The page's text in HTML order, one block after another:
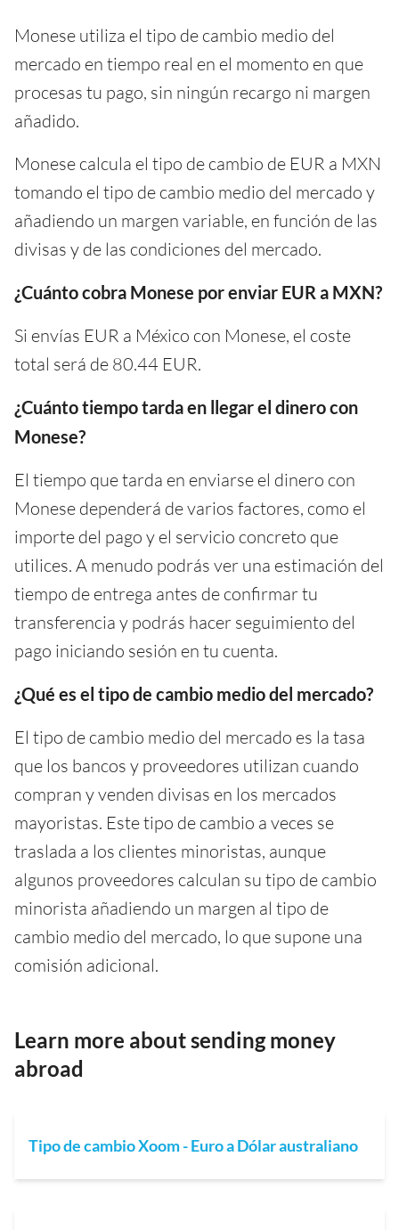
Monese utiliza el tipo de cambio medio del
mercado en tiempo real en el momento en que
procesas tu pago, sin ningún recargo ni margen
añadido.
Monese calcula el tipo de cambio de EUR a MXN
tomando el tipo de cambio medio del mercado y
añadiendo un margen variable, en función de las
divisas y de las condiciones del mercado.
¿Cuánto cobra Monese por enviar EUR a MXN?
Si envías EUR a México con Monese, el coste
total será de 80.44 EUR.
¿Cuánto tiempo tarda en llegar el dinero con
Monese?
El tiempo que tarda en enviarse el dinero con
Monese dependerá de varios factores, como el
importe del pago y el servicio concreto que
utilices. A menudo podrás ver una estimación del
tiempo de entrega antes de confirmar tu
transferencia y podrás hacer seguimiento del
pago iniciando sesión en tu cuenta.
¿Qué es el tipo de cambio medio del mercado?
El tipo de cambio medio del mercado es la tasa
que los bancos y proveedores utilizan cuando
compran y venden divisas en los mercados
mayoristas. Este tipo de cambio a veces se
traslada a los clientes minoristas, aunque
algunos proveedores calculan su tipo de cambio
minorista añadiendo un margen al tipo de
cambio medio del mercado, lo que supone una
comisión adicional.
Learn more about sending money
abroad
Tipo de cambio Xoom - Euro a Dólar australiano